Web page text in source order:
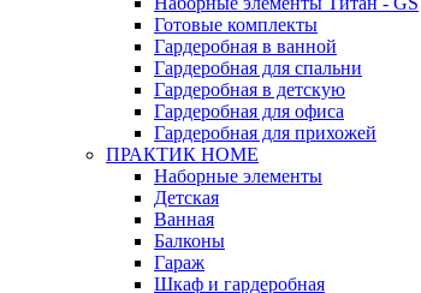
Готовые комплекты
Гардеробная в ванной
Гардеробная для спальни
Гардеробная в детскую
Гардеробная для офиса
Гардеробная для прихожей
ПРАКТИК HOME
Наборные элементы
Детская
Ванная
Балконы
Гараж
Шкаф и гардеробная